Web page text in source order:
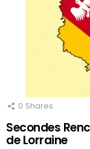
0 Shares
Secondes
de Lorraine